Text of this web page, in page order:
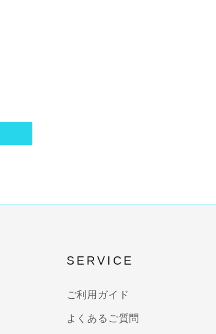
SERVICE
ご利用ガイド
よくあるご質問